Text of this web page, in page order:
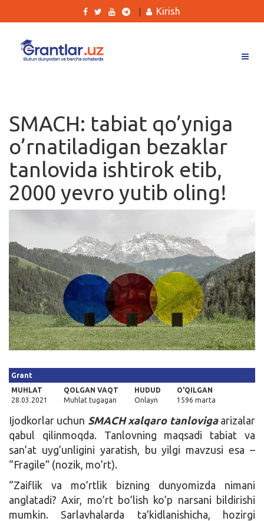
Ishlar
Kurslar
Blog
Yana
Qidirish
Kirish
| Kirish
SMACH: tabiat qo’yniga
o’rnatiladigan bezaklar
tanlovida ishtirok etib,
2000 yevro yutib oling!
Grant
MUHLAT
28.03.2021
QOLGAN VAQT
Muhlat tugagan
HUDUD
Onlayn
O'QILGAN
1596 marta
Ijodkorlar uchun SMACH xalqaro tanlovigaarizalar
qabul qilinmoqda. Tanlovning maqsadi tabiat va
san’at uyg’unligini yaratish, bu yilgi mavzusi esa –
“Fragile” (nozik, mo’rt).
“Zaiflik va mo’rtlik bizning dunyomizda nimani
anglatadi? Axir, mo’rt bo’lish ko’p narsani bildirishi
mumkin. Sarlavhalarda ta’kidlanishicha, hozirgi